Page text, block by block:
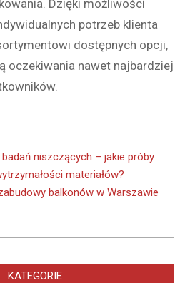
Dzięki możliwości
potrzeb klienta
dostępnych opcji,
oczekiwania nawet najbardziej
badań niszczących – jakie próby
materiałów?
balkonów w Warszawie
KATEGORIE